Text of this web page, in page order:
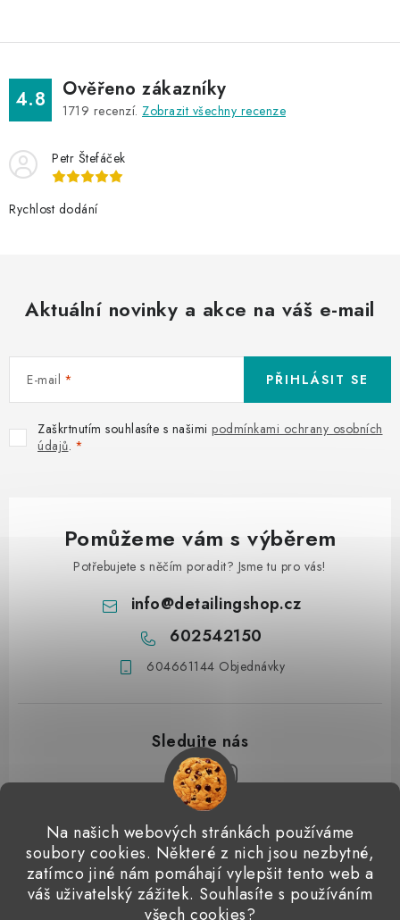
Na našich webových stránkách používáme
soubory cookies. Některé z nich jsou nezbytné,
zatímco jiné nám pomáhají vylepšit tento web a
váš uživatelský zážitek. Souhlasíte s používáním
všech cookies?
p
s
u4.8 Ověřeno zákazníky
1719 recenzí. Zobrazit všechny recenze
Petr Štefáček
Rychlost dodání
Aktuální novinky a akce na váš e-mail
E-mail
Zaškrtnutím souhlasíte s našimi podmínkami ochrany osobních
údajů.
PŘIHLÁSIT SE
Pomůžeme vám s výběrem
Potřebujete s něčím poradit? Jsme tu pro vás!
info@detailingshop.cz
602542150
604661144 Objednávky
Přijímáme online platby
Detailingclub Dodo Juice Gyeon Quartz ValetPRO